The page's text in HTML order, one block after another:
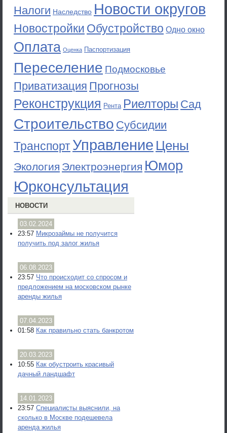
Налоги Наследство Новости округов
Новостройки Обустройство Одно окно
Оплата Оценка Паспортизация
Переселение Подмосковье
Приватизация Прогнозы
Реконструкция Рента Риелторы Сад
Строительство Субсидии
ТранспортУправление Цены
Экология Электроэнергия Юмор
Юрконсультация
НОВОСТИ
03.02.2024
23:57 Микрозаймы не получится
получить под залог жилья
06.08.2023
23:57 Что происходит со спросом и
предложением на московском рынке
аренды жилья
07.04.2023
01:58 Как правильно стать банкротом
20.03.2023
10:55 Как обустроить красивый
дачный ландшафт
14.01.2023
23:57 Специалисты выяснили, на
сколько в Москве подешевела
аренда жилья